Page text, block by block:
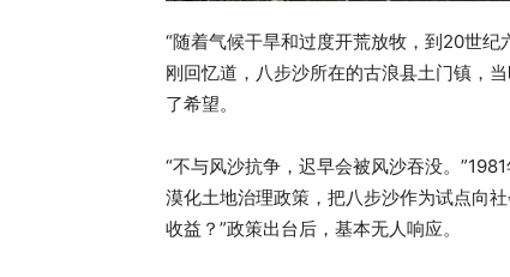
“随着气候干旱和过度开荒放牧，到20世
刚回忆道，八步沙所在的古浪县土门镇，
了希望。
“不与风沙抗争，迟早会被风沙吞没。
漠化土地治理政策，把八步沙作为试点向
收益？”政策出台后，基本无人响应。